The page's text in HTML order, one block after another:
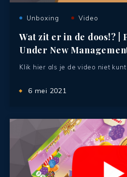
Unboxing Video
Wat zit er in de doos!? |
Under New
Klik hier als je de video niet kunt
6 mei 2021